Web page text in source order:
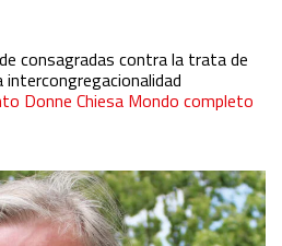
consagradas contra la trata de
Donne Chiesa Mondo completo